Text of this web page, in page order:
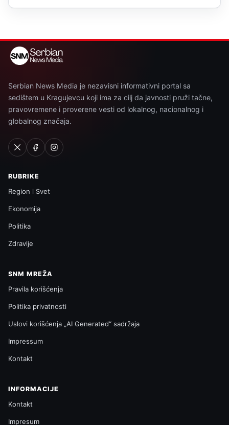
Serbian News Media je nezavisni informativni portal sa
sedištem u Kragujevcu koji ima za cilj da javnosti pruži tačne,
pravovremene i proverene vesti od lokalnog, nacionalnog i
globalnog značaja.
RUBRIKE
Region i Svet
Ekonomija
Politika
Zdravlje
SNM MREŽA
Pravila korišćenja
Politika privatnosti
Uslovi korišćenja „AI Generated“ sadržaja
Impressum
Kontakt
INFORMACIJE
Kontakt
Impresum